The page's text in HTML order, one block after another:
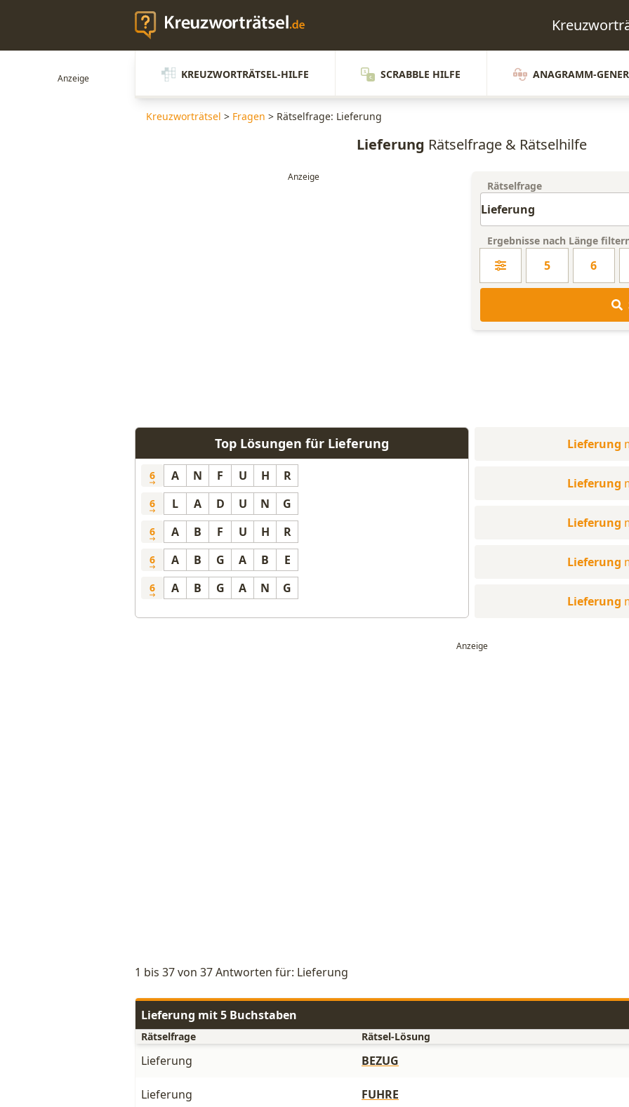
KREUZWORTRÄTSEL-HILFE SCRABBLE HILFE ANAGRAMM-
Kreuzworträtsel > Fragen > Rätselfrage: Lieferung
Lieferung Rätselfrage & Rätselhilfe
Rätselfrage
Ergebnisse nach Länge
5 6
Top Lösungen für Lieferung
6 A N F U H R
6 L A D U N G
6 A B F U H R
6 A B G A B E
6 A B G A N G
Lieferung
Lieferung
Lieferung
Lieferung
Lieferung
1 bis 37 von 37 Antworten für: Lieferung
Lieferung mit 5 Buchstaben
Rätselfrage Rätsel-Lösung
Lieferung BEZUG
Lieferung FUHRE